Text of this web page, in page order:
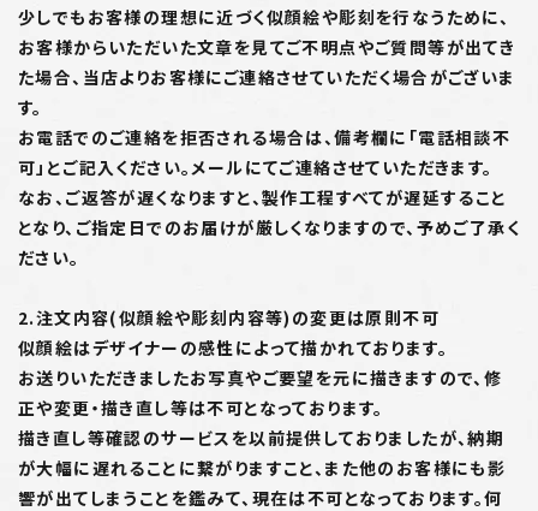
少しでもお客様の理想に近づく似顔絵や彫刻を行なうために、
お客様からいただいた文章を見てご不明点やご質問等が出てき
た場合、当店よりお客様にご連絡させていただく場合がございま
す。
お電話でのご連絡を拒否される場合は、備考欄に「電話相談不
可」とご記入ください。メールにてご連絡させていただきます。
なお、ご返答が遅くなりますと、製作工程すべてが遅延すること
となり、ご指定日でのお届けが厳しくなりますので、予めご了承く
ださい。
2.注文内容(似顔絵や彫刻内容等)の変更は原則不可
似顔絵はデザイナーの感性によって描かれております。
お送りいただきましたお写真やご要望を元に描きますので、修
正や変更・描き直し等は不可となっております。
描き直し等確認のサービスを以前提供しておりましたが、納期
が大幅に遅れることに繋がりますこと、また他のお客様にも影
響が出てしまうことを鑑みて、現在は不可となっております。何